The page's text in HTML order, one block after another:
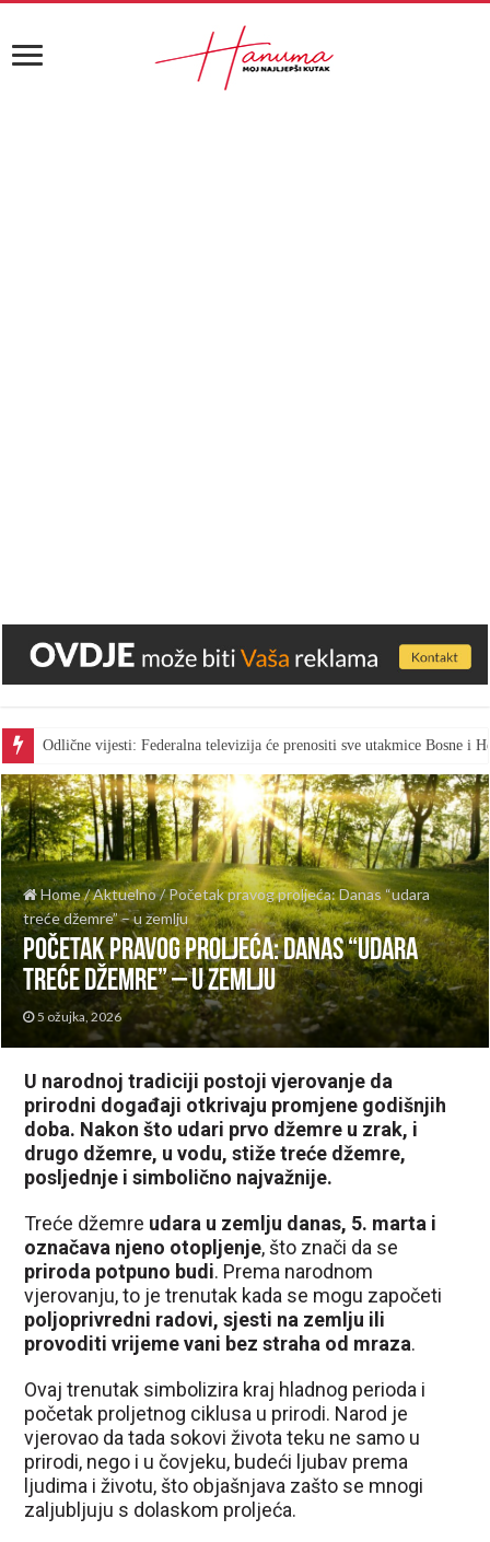
Odlične vijesti: Federalna televizija će prenositi sve utakmice Bosne i
Home/Aktuelno/Početak pravog proljeća: Danas “udara
treće džemre” – u zemlju
Početak pravog proljeća: Danas “udara
treće džemre” – u zemlju
5 ožujka, 2026
U narodnoj tradiciji postoji vjerovanje da
prirodni događaji otkrivaju promjene godišnjih
doba. Nakon što udari prvo džemre u zrak, i
drugo džemre, u vodu, stiže treće džemre,
posljednje i simbolično najvažnije.
Treće džemre udara u zemlju danas, 5. marta i
označava njeno otopljenje, što znači da se
priroda potpuno budi. Prema narodnom
vjerovanju, to je trenutak kada se mogu započeti
poljoprivredni radovi, sjesti na zemlju ili
provoditi vrijeme vani bez straha od mraza.
Ovaj trenutak simbolizira kraj hladnog perioda i
početak proljetnog ciklusa u prirodi. Narod je
vjerovao da tada sokovi života teku ne samo u
prirodi, nego i u čovjeku, budeći ljubav prema
ljudima i životu, što objašnjava zašto se mnogi
zaljubljuju s dolaskom proljeća.